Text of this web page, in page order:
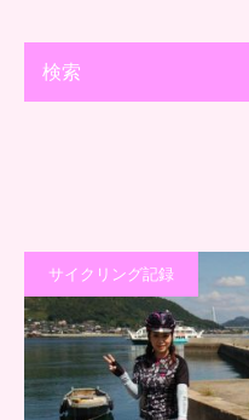
検索
サイクリング記録